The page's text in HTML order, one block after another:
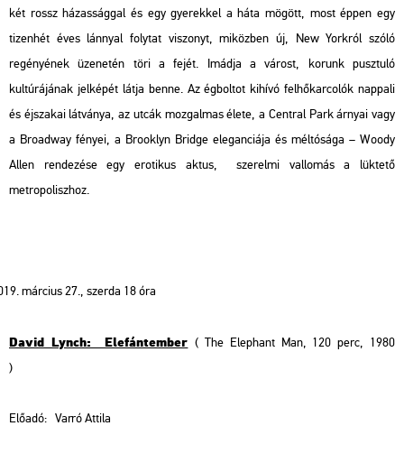
két rossz házassággal és egy gyerekkel a háta mögött, most éppen egy
tizenhét éves lánnyal folytat viszonyt, miközben új, New Yorkról szóló
regényének üzenetén töri a fejét. Imádja a várost, korunk pusztuló
kultúrájának jelképét látja benne. Az égboltot kihívó felhőkarcolók nappali
és éjszakai látványa, az utcák mozgalmas élete, a Central Park árnyai vagy
a Broadway fényei, a Brooklyn Bridge eleganciája és méltósága – Woody
Allen rendezése egy erotikus aktus, szerelmi vallomás a lüktető
metropoliszhoz.
március 27., szerda 18 óra
David Lynch: Elefántember ( The Elephant Man, 120 perc, 1980
)
Előadó: Varró Attila